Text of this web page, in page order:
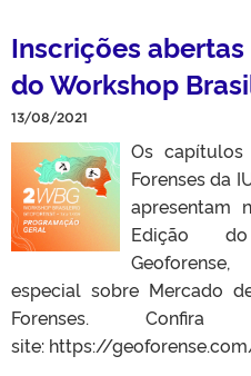
Inscrições
do Workshop
13/08/2021
Os capítulos
Forenses da
apresentam
Edição
especial sobre Mercado
Forenses.
site: https://